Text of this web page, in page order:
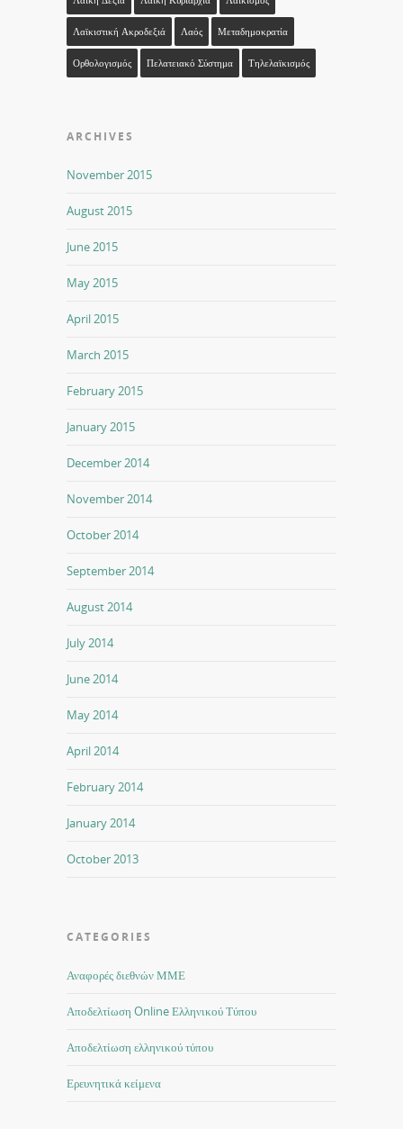
Λαϊκιστική Ακροδεξιά Λαός Μεταδημοκρατία
Ορθολογισμός Πελατειακό Σύστημα Τηλελαϊκισμός
ARCHIVES
November 2015
August 2015
June 2015
May 2015
April 2015
March 2015
February 2015
January 2015
December 2014
November 2014
October 2014
September 2014
August 2014
July 2014
June 2014
May 2014
April 2014
February 2014
January 2014
October 2013
CATEGORIES
Αναφορές διεθνών ΜΜΕ
Αποδελτίωση Online Ελληνικού Τύπου
Αποδελτίωση ελληνικού τύπου
Ερευνητικά κείμενα